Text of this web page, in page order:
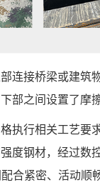
连接桥梁或建筑
部之间设置了摩
执行相关工艺要
度钢材，经过数
合紧密、活动顺